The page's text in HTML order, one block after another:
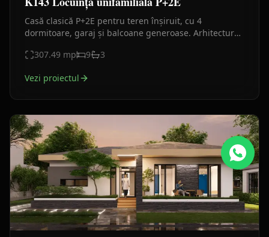
Casă clasică P+2E pentru teren înșiruit, cu 4
dormitoare, garaj și balcoane generoase. Arhitectură
307.49 mp 9 3
Vezi proiectul